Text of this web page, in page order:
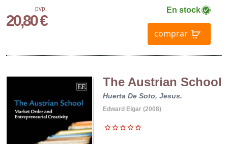
pvp.
20,80 €
En stock
comprar
The Austrian School
Huerta De Soto, Jesus.
Edward Elgar (2008)